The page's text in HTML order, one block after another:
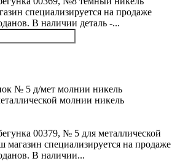
специализируется на продаже
В наличии деталь -...
молнии никель
00379, № 5 для металлической
специализируется на продаже
В наличии...